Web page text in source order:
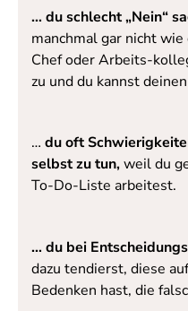
… du schlecht „Nein“
manchmal gar nicht
Chef oder Arbeits-
zu und du kannst
… du oft
selbst zu tun,weil du
To-Do-Liste arbeitest.
… du bei
dazu tendierst, diese
Bedenken hast, die